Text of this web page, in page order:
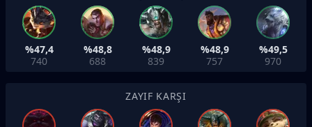
%47,4
740
%48,8
688
%48,9
839
%48,9
757
%49,5
970
ZAYIF KARŞI